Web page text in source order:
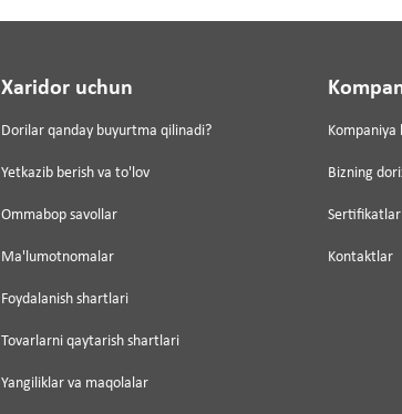
Xaridor uchun
Dorilar qanday buyurtma qilinadi?
Yetkazib berish va to'lov
Ommabop savollar
Ma'lumotnomalar
Foydalanish shartlari
Tovarlarni qaytarish shartlari
Yangiliklar va maqolalar
Kompaniya
Bizning
Sertifikatlar
Kontaktlar